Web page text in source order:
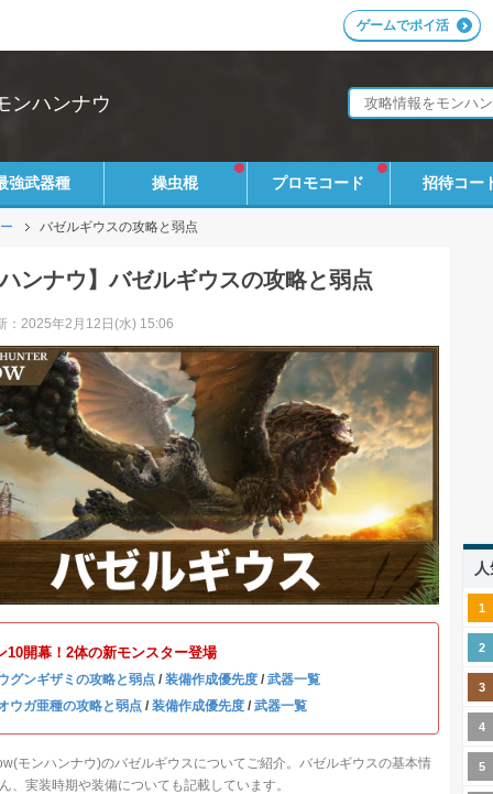
ゲームでポイ活
ンハンナウ
強武器種 操虫棍 プロモコード 招待コー
バゼルギウスの攻略と弱点
ンナウ】バゼルギウスの攻略と弱点
：2025年2月12日(水) 15:06
10開幕！2体の新モンスター登場
グンギザミの攻略と弱点 / 装備作成優先度 / 武器一覧
ウガ亜種の攻略と弱点 / 装備作成優先度 / 武器一覧
モンハンナウ)のバゼルギウスについてご紹介。バゼルギウスの基本情
、実装時期や装備についても記載しています。